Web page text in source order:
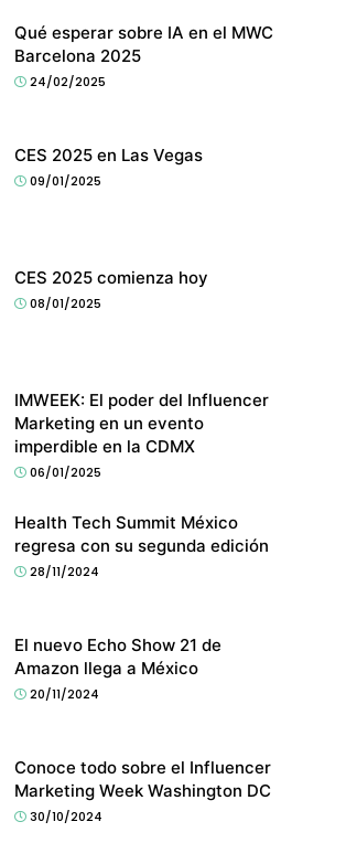
Qué esperar sobre IA en el MWC
Barcelona 2025
24/02/2025
CES 2025 en Las Vegas
09/01/2025
CES 2025 comienza hoy
08/01/2025
IMWEEK: El poder del Influencer
Marketing en un evento
imperdible en la CDMX
06/01/2025
Health Tech Summit México
regresa con su segunda edición
28/11/2024
El nuevo Echo Show 21 de
Amazon llega a México
20/11/2024
Conoce todo sobre el Influencer
Marketing Week Washington DC
30/10/2024